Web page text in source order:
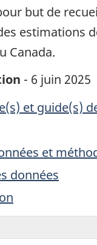
but de
estimations
Canada.
- 6 juin 2025
et guide(s)
et
données